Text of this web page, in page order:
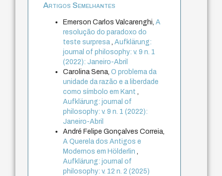
Artigos Semelhantes
Emerson Carlos Valcarenghi,A
resolução do paradoxo do
teste surpresa ,Aufklärung:
journal of philosophy: v. 9 n. 1
(2022): Janeiro-Abril
Carolina Sena,O problema da
unidade da razão e a liberdade
como símbolo em Kant
Aufklärung: journal of
philosophy: v. 9 n. 1 (2022):
Janeiro-Abril
André Felipe Gonçalves Correia,
A Querela dos Antigos e
Modernos em Hölderlin
Aufklärung: journal of
philosophy: v. 12 n. 2 (2025)